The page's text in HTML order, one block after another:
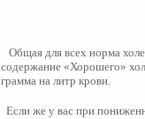
Общая для всех норма
содержание «Хорошего»
грамма на литр крови.
Если же у вас при